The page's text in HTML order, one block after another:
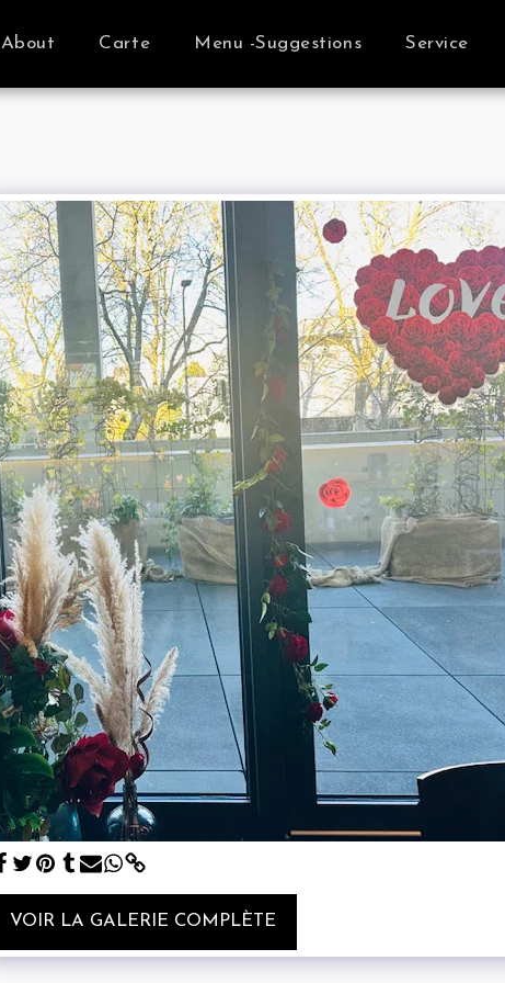
About Carte Menu -Suggestions Service
VOIR LA GALERIE COMPLÈTE